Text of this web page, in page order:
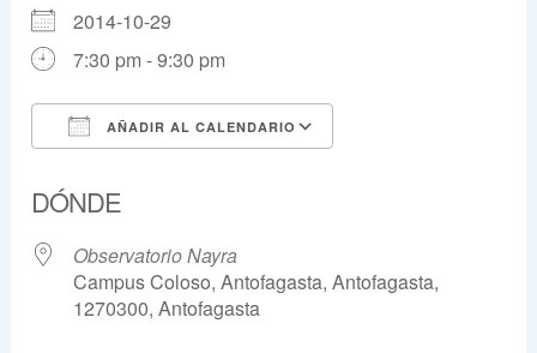
2014-10-29
7:30 pm - 9:30 pm
AÑADIR AL CALENDARIO
DÓNDE
Observatorio Nayra
Campus Coloso, Antofagasta, Antofagasta,
1270300, Antofagasta